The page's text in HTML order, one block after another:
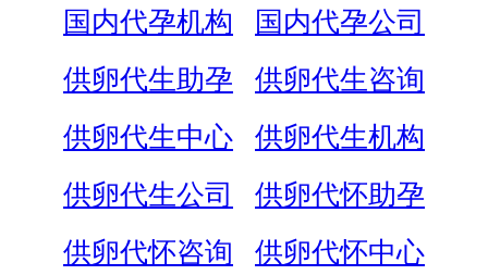
国内代孕机构
国内代孕公司
供卵代生助孕
供卵代生咨询
供卵代生中心
供卵代生机构
供卵代生公司
供卵代怀助孕
供卵代怀咨询
供卵代怀中心